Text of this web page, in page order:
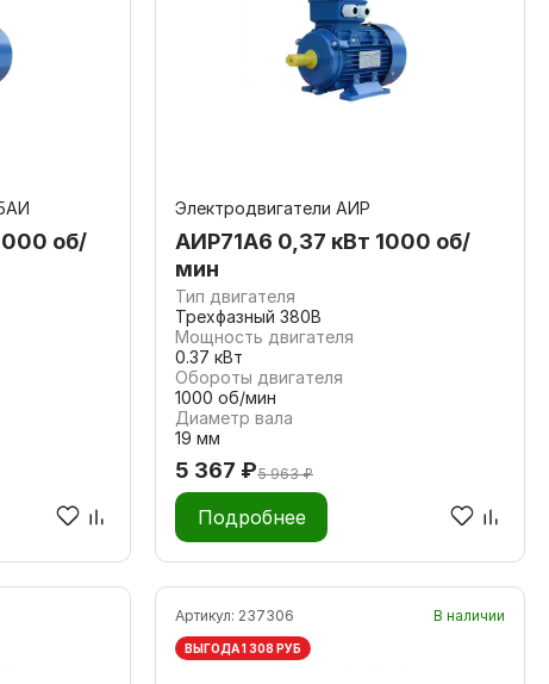
об/
Электродвигатели АИР
АИР71А6 0,37 кВт 1000 об/
мин
Тип двигателя
Трехфазный 380В
Мощность двигателя
0.37 кВт
Обороты двигателя
1000 об/мин
Диаметр вала
19 мм
5 367 ₽5 963 ₽
Подробнее
Артикул: 237306 В наличии
ВЫГОДА 1 308 РУБ